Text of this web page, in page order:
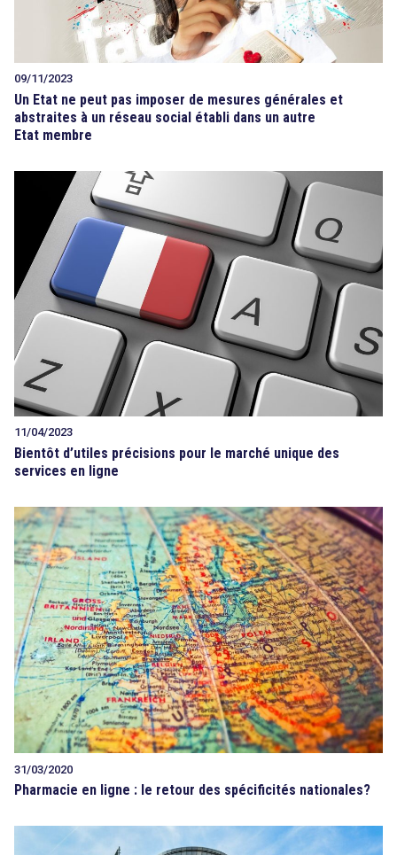
09/11/2023
Un Etat ne peut pas imposer de mesures générales et
abstraites à un réseau social établi dans un autre
Etat membre
11/04/2023
Bientôt d’utiles précisions pour le marché unique des
services en ligne
31/03/2020
Pharmacie en ligne : le retour des spécificités nationales?